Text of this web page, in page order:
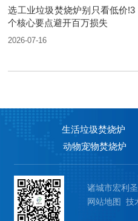
选工业垃圾焚烧炉别只看低价!3
个核心要点避开百万损失
2026-07-16
生活垃圾焚烧炉
动物宠物焚烧炉
诸城市宏利
网站地图 技